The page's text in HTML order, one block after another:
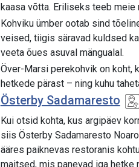
kaasa võtta. Eriliseks teeb
Kohviku ümber ootab sind
veised, tiigis säravad kuldsed
veeta õues asuval mängualal.
Över-Marsi perekohvik on koht,
hetkede pärast – ning kuhu
Österby Sadamaresto
Kui otsid kohta, kus argipäev
siis Österby Sadamaresto
ääres paiknevas restoranis
maitsed, mis panevad iga hetke